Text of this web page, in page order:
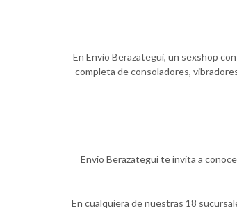
En Envio Berazategui, un sexshop
completa de consoladores,
Envio Berazategui te invita a
En cualquiera de nuestras 18